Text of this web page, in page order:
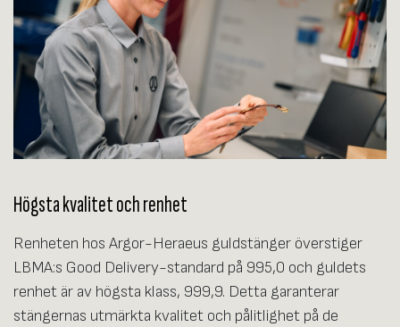
Högsta kvalitet och renhet
Renheten hos Argor-Heraeus guldstänger överstiger
LBMA:s Good Delivery-standard på 995,0 och guldets
renhet är av högsta klass, 999,9. Detta garanterar
stängernas utmärkta kvalitet och pålitlighet på de